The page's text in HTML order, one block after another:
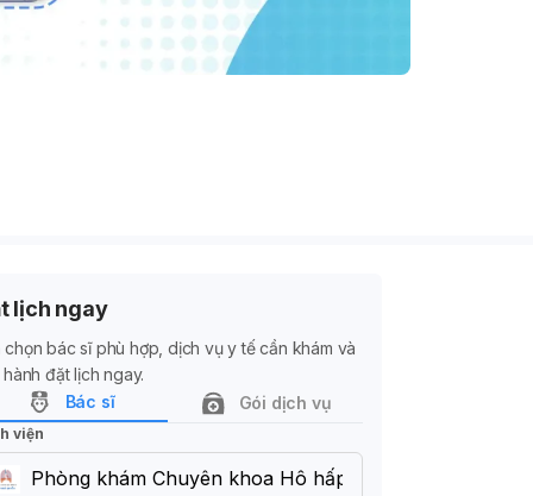
lịch ngay
chọn bác sĩ phù hợp, dịch vụ y tế cần khám và
hành đặt lịch ngay.
Bác sĩ
Gói dịch vụ
viện